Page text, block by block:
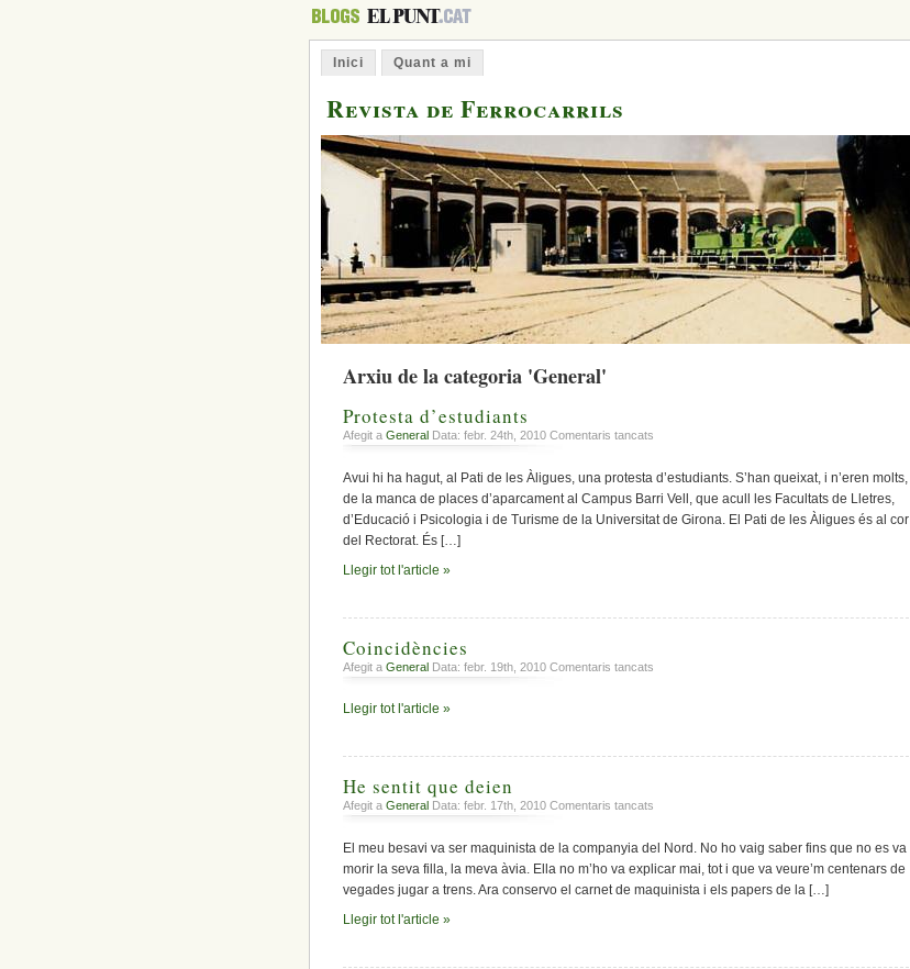
Inici Quant a mi
Revista de Ferrocarrils
Arxiu de la categoria 'General'
Protesta d’estudiants
Afegit a General Data: febr. 24th, 2010 Comentaris tancats
d’estudiants
Avui hi ha hagut, al Pati de les Àligues, una protesta d’estudiants. S’han queixat, i n’eren molts,
de la manca de places d’aparcament al Campus Barri Vell, que acull les Facultats de Lletres,
d’Educació i Psicologia i de Turisme de la Universitat de Girona. El Pati de les Àligues és al cor
del Rectorat. És […]
Llegir tot l'article »
Coincidències
Afegit a General Data: febr. 19th, 2010 Comentaris tancats
Llegir tot l'article »
He sentit que deien
Afegit a General Data: febr. 17th, 2010 Comentaris tancats
sentit
El meu besavi va ser maquinista de la companyia del Nord. No ho vaig saber fins que no es va
morir la seva filla, la meva àvia. Ella no m’ho va explicar mai, tot i que va veure’m centenars de
vegades jugar a trens. Ara conservo el carnet de maquinista i els papers de la […]
Llegir tot l'article »